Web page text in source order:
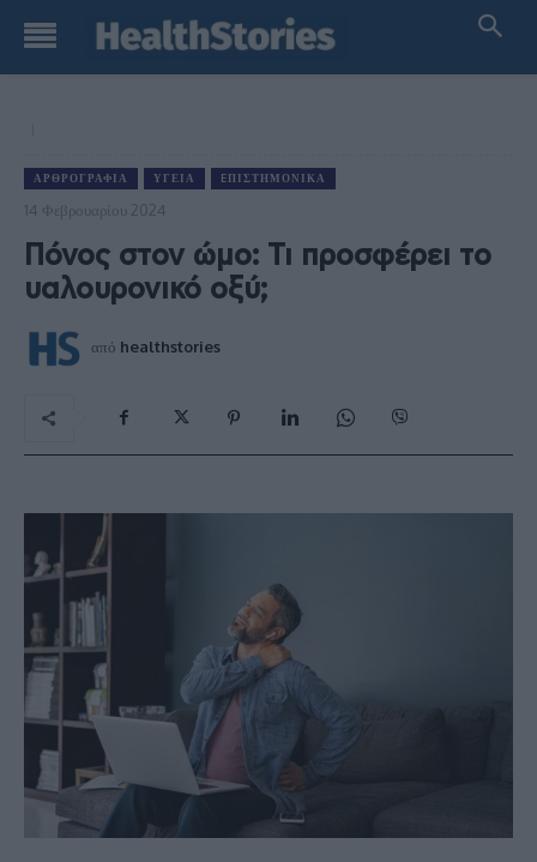
ΑΡΘΡΟΓΡΑΦΊΑ ΥΓΕΊΑ EΠΙΣΤΗΜΟΝΙΚΆ
14 Φεβρουαρίου 2024
Πόνος στον ώμο: Τι προσφέρει το
υαλουρονικό οξύ;
από healthstories